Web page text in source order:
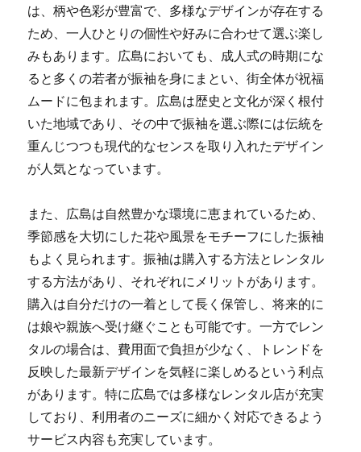
は、柄や色彩が豊富で、多様なデザインが存在する
ため、一人ひとりの個性や好みに合わせて選ぶ楽し
みもあります。広島においても、成人式の時期にな
ると多くの若者が振袖を身にまとい、街全体が祝福
ムードに包まれます。広島は歴史と文化が深く根付
いた地域であり、その中で振袖を選ぶ際には伝統を
重んじつつも現代的なセンスを取り入れたデザイン
が人気となっています。
また、広島は自然豊かな環境に恵まれているため、
季節感を大切にした花や風景をモチーフにした振袖
もよく見られます。振袖は購入する方法とレンタル
する方法があり、それぞれにメリットがあります。
購入は自分だけの一着として長く保管し、将来的に
は娘や親族へ受け継ぐことも可能です。一方でレン
タルの場合は、費用面で負担が少なく、トレンドを
反映した最新デザインを気軽に楽しめるという利点
があります。特に広島では多様なレンタル店が充実
しており、利用者のニーズに細かく対応できるよう
サービス内容も充実しています。